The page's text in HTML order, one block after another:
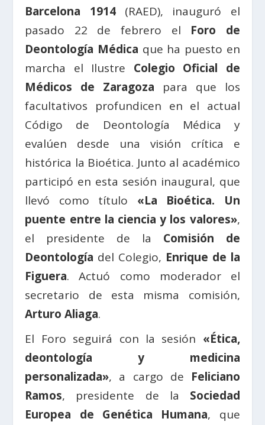
Barcelona 1914(RAED), inauguró el
pasado 22 de febrero el Foro de
Deontología Médica que ha puesto en
marcha el Ilustre Colegio Oficial de
Médicos de Zaragoza para que los
facultativos profundicen en el actual
Código de Deontología Médica y
evalúen desde una visión crítica e
histórica la Bioética. Junto al académico
participó en esta sesión inaugural, que
llevó como título «La Bioética. Un
puente entre la ciencia y los valores»,
el presidente de la Comisión de
Deontología del Colegio, Enrique de la
Figuera. Actuó como moderador el
secretario de esta misma comisión,
Arturo Aliaga.
El Foro seguirá con la sesión «Ética,
deontología y medicina
personalizada», a cargo de Feliciano
Ramos, presidente de la Sociedad
Europea de Genética Humana, que